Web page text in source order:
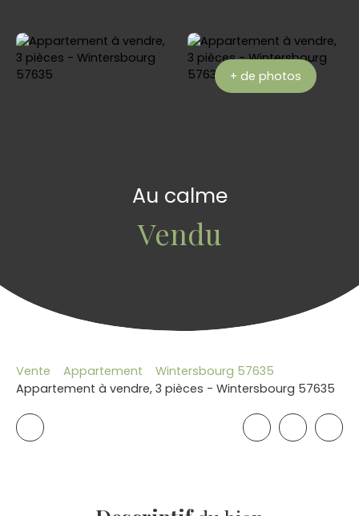
+ de photos
Au calme
Vendu
Vente Appartement
Wintersbourg 57635
Appartement à vendre, 3 pièces - Wintersbourg 57635